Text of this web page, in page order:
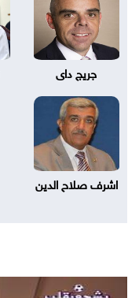
جريج داى
اشرف صلاح الدين